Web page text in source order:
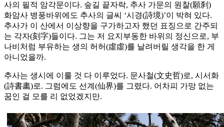
사의 필적 암각문이다. 숲길 끝자락, 추사 가문의 원찰(願刹)
화암사 병풍바위에도 추사의 글씨 ‘시경(詩境)’이 박혀 있다.
추사가 이 산에서 이상향을 구가하고자 했던 표징으로 간주되
는 각자(刻字)들이다. 그는 저 요지부동한 바위의 정신으로, 부
나비처럼 부유하는 생의 허허(虛虛)를 날려버릴 생각을 한 게
아니었을까.
추사는 생시에 이룰 것 다 이루었다. 문사철(文史哲)로, 시서화
(詩書畵)로. 그럼에도 선계(仙界)를 그렸다. 어차피 가망 없는
꿈인 걸 모를 리 없었겠지만.